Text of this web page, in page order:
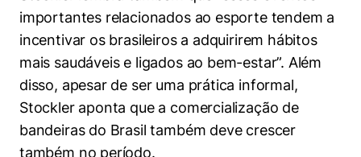
importantes relacionados ao esporte tendem a
incentivar os brasileiros a adquirirem hábitos
mais saudáveis e ligados ao bem-estar”. Além
disso, apesar de ser uma prática informal,
Stockler aponta que a comercialização de
bandeiras do Brasil também deve crescer
também no período.